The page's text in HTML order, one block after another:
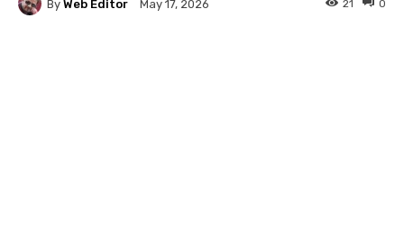
By Web Editor May 17, 2026 0
21